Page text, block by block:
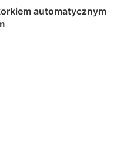
automatycznym